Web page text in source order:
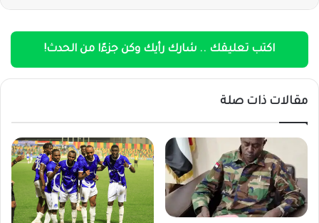
اكتب تعليقك .. شارك رأيك وكن جزءًا من الحدث!
مقالات ذات صلة